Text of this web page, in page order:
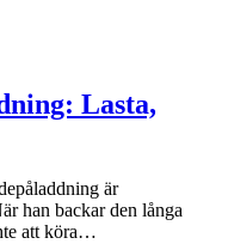
Lasta,
är
han backar den långa
att köra…